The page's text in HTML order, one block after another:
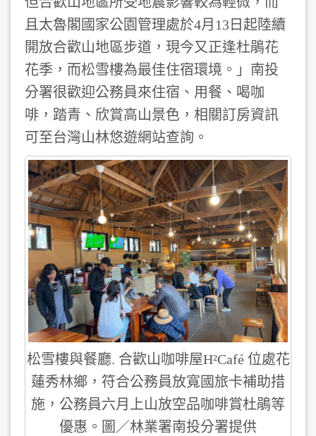
且太魯閣國家公園管理處於4月13日起陸續
開放合歡山地區步道，現今又正逢杜鵑花
花季，而松雪樓為最佳住宿環境。」南投
分署很歡迎公務員來住宿、用餐、喝咖
啡，踏青、欣賞高山景色，相關訂房資訊
可至台灣山林悠遊網站查詢。
松雪樓與餐廳. 合歡山咖啡屋H²Café 位處花
蓮秀林鄉，符合公務員放寬國旅卡補助措
施，公務員六月上山放空品咖啡賞杜鵑等
優惠。圖／林業署南投分署提供